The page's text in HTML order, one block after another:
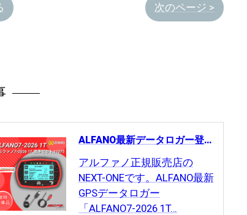
次のページ >
ALFANO最新データロガー登場｜ALFANO7-2026＆LEGEND（6バージョン）
アルファノ正規販売店の
NEXT-ONEです。ALFANO最新
GPSデータロガー
「ALFANO7-2026 1T…